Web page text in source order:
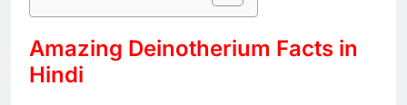
Amazing Deinotherium Facts in
Hindi